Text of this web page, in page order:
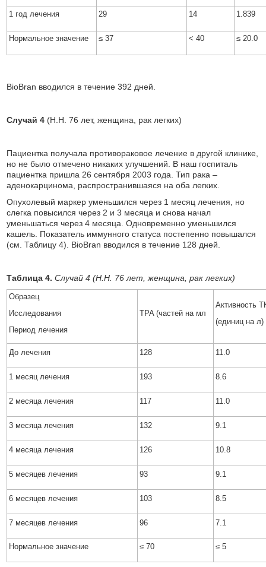
1 год лечения 29 14 1.839
Нормальное значение ≤ 37 < 40 ≤ 20.0
BioBran вводился в течение 392 дней.
Случай 4 (H.H. 76 лет, женщина, рак легких)
Пациентка получала противораковое лечение в другой клинике,
но не было отмечено никаких улучшений. В наш госпиталь
пациентка пришла 26 сентября 2003 года. Тип рака –
аденокарцинома, распространившаяся на оба легких.
Опухолевый маркер уменьшился через 1 месяц лечения, но
слегка повысился через 2 и 3 месяца и снова начал
уменьшаться через 4 месяца. Одновременно уменьшился
кашель. Показатель иммунного статуса постепенно повышался
(см. Таблицу 4). BioBran вводился в течение 128 дней.
Таблица 4.Случай 4 (H.H. 76 лет, женщина, рак легких)
Образец
Исследования
Период лечения
TPA (частей на мл
Активность
(единиц на л)
До лечения 128 11.0
1 месяц лечения 193 8.6
2 месяца лечения 117 11.0
3 месяца лечения 132 9.1
4 месяца лечения 126 10.8
5 месяцев лечения 93 9.1
6 месяцев лечения 103 8.5
7 месяцев лечения 96 7.1
Нормальное значение ≤ 70 ≤ 5